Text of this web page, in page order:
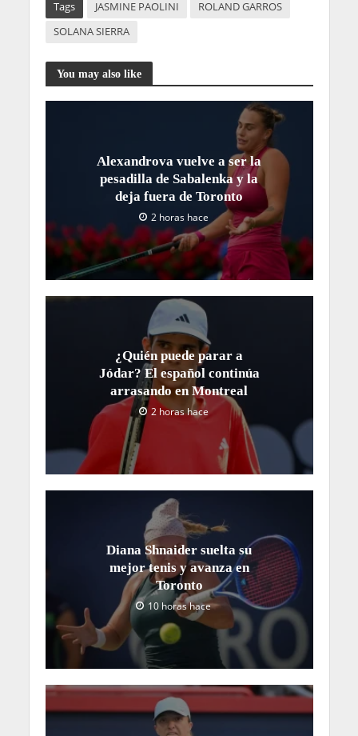
Tags JASMINE PAOLINI
ROLAND GARROS
SOLANA SIERRA
You may also like
Alexandrova vuelve a ser la
pesadilla de Sabalenka y la
deja fuera de Toronto
2 horas hace
¿Quién puede parar a
Jódar? El español continúa
arrasando en Montreal
2 horas hace
Diana Shnaider suelta su
mejor tenis y avanza en
Toronto
10 horas hace